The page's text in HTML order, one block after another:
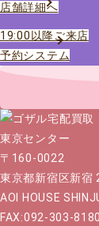
店舗詳細へ
19:00以降ご来店
予約システム
〒160-0022
東京都新宿区新宿
AOI HOUSE
FAX:092-303-8180